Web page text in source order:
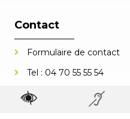
Contact
Formulaire de contact
Tel : 04 70 55 55 54